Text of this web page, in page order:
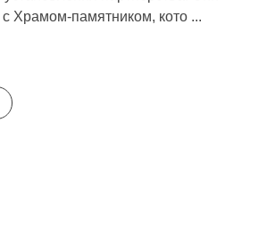
Храмом-памятником, кото ...